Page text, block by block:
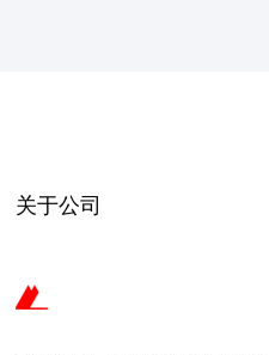
关于公司